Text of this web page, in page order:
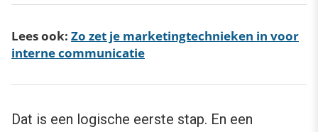
Lees ook: Zo zet je marketingtechnieken in voor
interne communicatie
Dat is een logische eerste stap. En een